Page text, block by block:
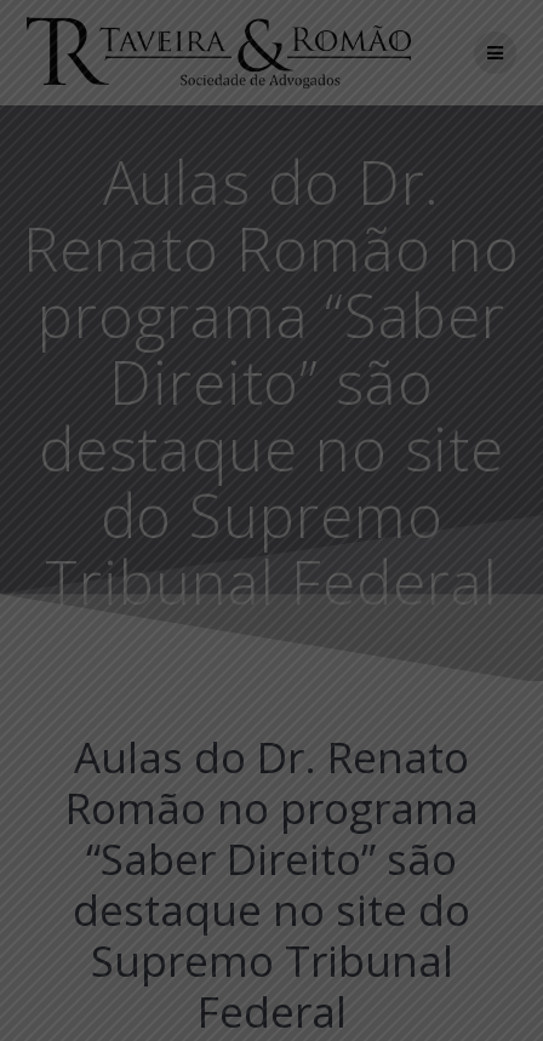
to
content
Aulas do Dr.
Renato Romão no
programa “Saber
Direito” são
destaque no site
do Supremo
Tribunal Federal
Aulas do Dr. Renato
Romão no programa
“Saber Direito” são
destaque no site do
Supremo Tribunal
Federal